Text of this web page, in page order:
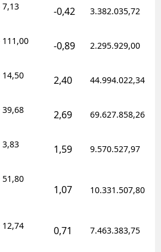
7,13 -0,42 3.382.035,72
111,00 -0,89 2.295.929,00
14,50 2,40 44.994.022,34
39,68 2,69 69.627.858,26
3,83 1,59 9.570.527,97
51,80
1,07 10.331.507,80
12,74 0,71 7.463.383,75